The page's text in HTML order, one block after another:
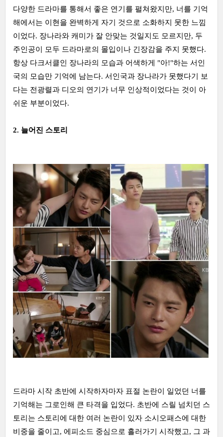
다양한 드라마를 통해서 좋은 연기를 펼쳐왔지만, 너를 기억
해에서는 이현을 완벽하게 자기 것으로 소화하지 못한 느낌
이었다. 장나라와 캐미가 잘 안맞는 것일지도 모르지만, 두
주인공이 모두 드라마로의 몰입이나 긴장감을 주지 못했다.
항상 다크서클인 장나라의 모습과 어색하게 "아!"하는 서인
국의 모습만 기억에 남는다. 서인국과 장나라가 못했다기 보
다는 전광렬과 디오의 연기가 너무 인상적이었다는 것이 아
쉬운 부분이었다.
2. 늘어진 스토리
드라마 시작 초반에 시작하자마자 표절 논란이 일었던 너를
기억해는 그로인해 큰 타격을 입었다. 초반에 스릴 넘치던 스
토리는 스토리에 대한 여러 논란이 있자 소시오패스에 대한
비중을 줄이고, 에피소드 중심으로 흘러가기 시작했고, 그 과